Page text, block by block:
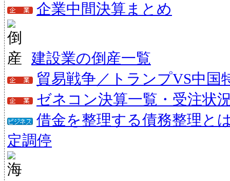
企業中間決算まとめ
建設業の倒産一覧
貿易戦争／トランプVS中国
ゼネコン決算一覧・受注状
借金を整理する債務整理と
定調停